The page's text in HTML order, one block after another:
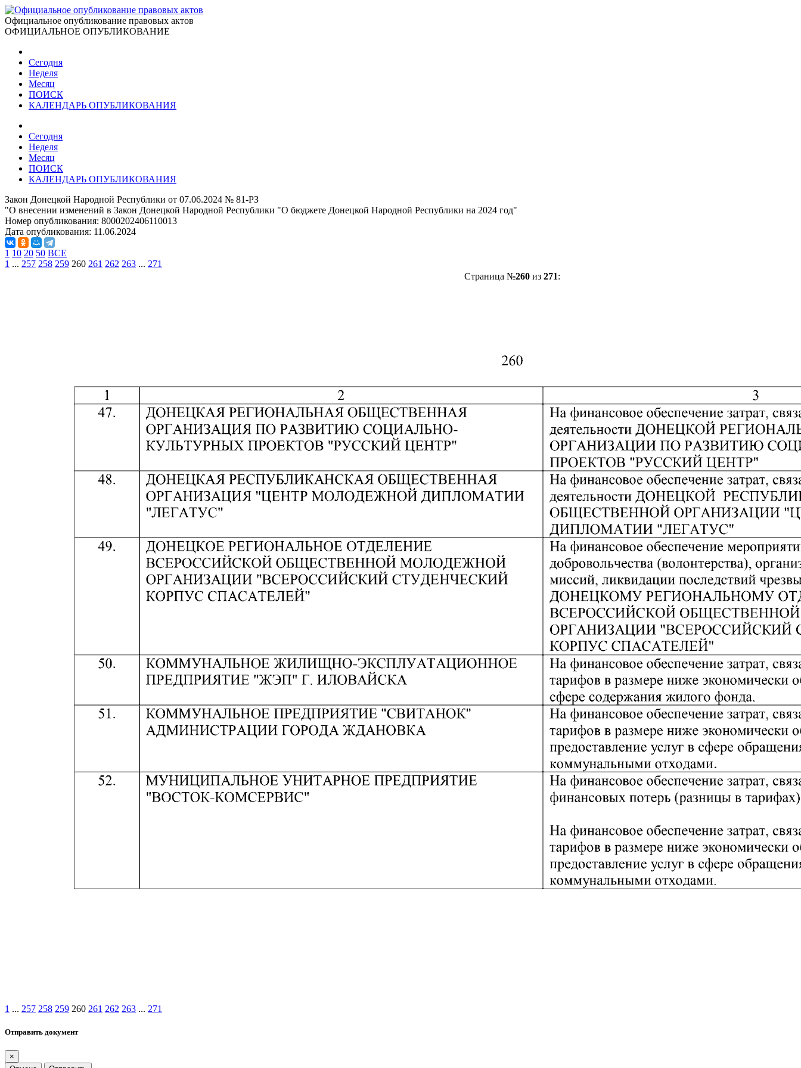
Официальное опубликование правовых актов
ОФИЦИАЛЬНОЕ ОПУБЛИКОВАНИЕ
Сегодня
Неделя
Месяц
ПОИСК
КАЛЕНДАРЬ ОПУБЛИКОВАНИЯ
Сегодня
Неделя
Месяц
ПОИСК
КАЛЕНДАРЬ ОПУБЛИКОВАНИЯ
Закон Донецкой Народной Республики от 07.06.2024 № 81-РЗ
"О внесении изменений в Закон Донецкой Народной Республики "О бюджете Донецкой Народной Республики на 2024 год"
Номер опубликования: 8000202406110013
Дата опубликования: 11.06.2024
1 10 20 50 ВСЕ
1 ... 257 258 259 260 261 262 263 ... 271
Страница №260 из 271:
1 ... 257 258 259 260 261 262 263 ... 271
Отправить документ
×